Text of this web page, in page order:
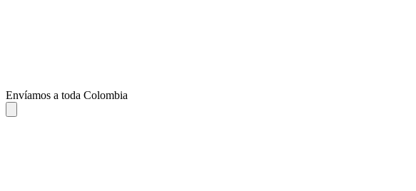
Envíamos a toda Colombia